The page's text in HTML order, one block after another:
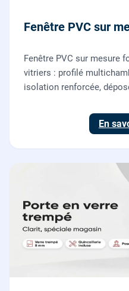
Fenêtre PVC sur
Fenêtre PVC sur mesure
vitriers : profilé
isolation renforcée,
En